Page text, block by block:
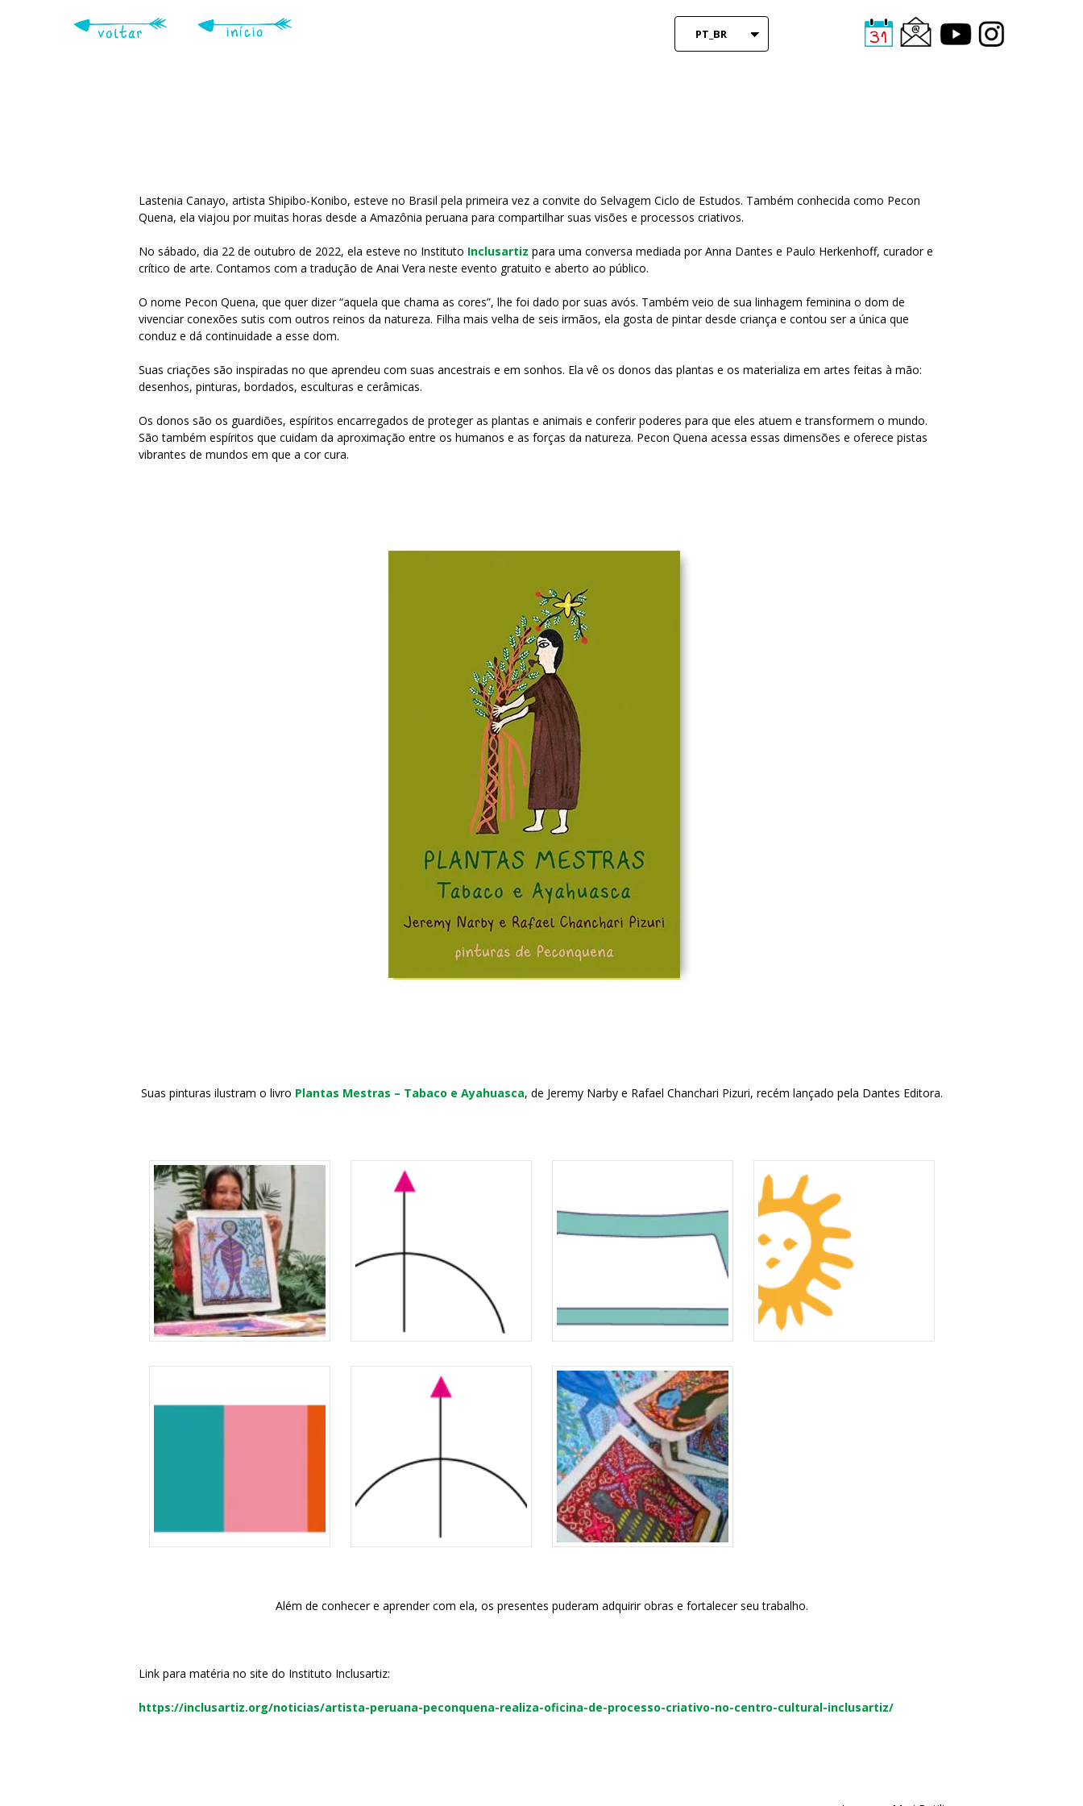
PT_BR
Lastenia Canayo, artista Shipibo-Konibo, esteve no Brasil pela primeira vez a convite do Selvagem Ciclo de Estudos. Também conhecida como Pecon
Quena, ela viajou por muitas horas desde a Amazônia peruana para compartilhar suas visões e processos criativos.
No sábado, dia 22 de outubro de 2022, ela esteve no Instituto Inclusartiz para uma conversa mediada por Anna Dantes e Paulo Herkenhoff, curador e
crítico de arte. Contamos com a tradução de Anai Vera neste evento gratuito e aberto ao público.
O nome Pecon Quena, que quer dizer “aquela que chama as cores”, lhe foi dado por suas avós. Também veio de sua linhagem feminina o dom de
vivenciar conexões sutis com outros reinos da natureza. Filha mais velha de seis irmãos, ela gosta de pintar desde criança e contou ser a única que
conduz e dá continuidade a esse dom.
Suas criações são inspiradas no que aprendeu com suas ancestrais e em sonhos. Ela vê os donos das plantas e os materializa em artes feitas à mão:
desenhos, pinturas, bordados, esculturas e cerâmicas.
Os donos são os guardiões, espíritos encarregados de proteger as plantas e animais e conferir poderes para que eles atuem e transformem o mundo.
São também espíritos que cuidam da aproximação entre os humanos e as forças da natureza. Pecon Quena acessa essas dimensões e oferece pistas
vibrantes de mundos em que a cor cura.
Suas pinturas ilustram o livro Plantas Mestras – Tabaco e Ayahuasca, de Jeremy Narby e Rafael Chanchari Pizuri, recém lançado pela Dantes Editora.
Além de conhecer e aprender com ela, os presentes puderam adquirir obras e fortalecer seu trabalho.
Link para matéria no site do Instituto Inclusartiz:
https://inclusartiz.org/noticias/artista-peruana-peconquena-realiza-oficina-de-processo-criativo-no-centro-cultural-inclusartiz/